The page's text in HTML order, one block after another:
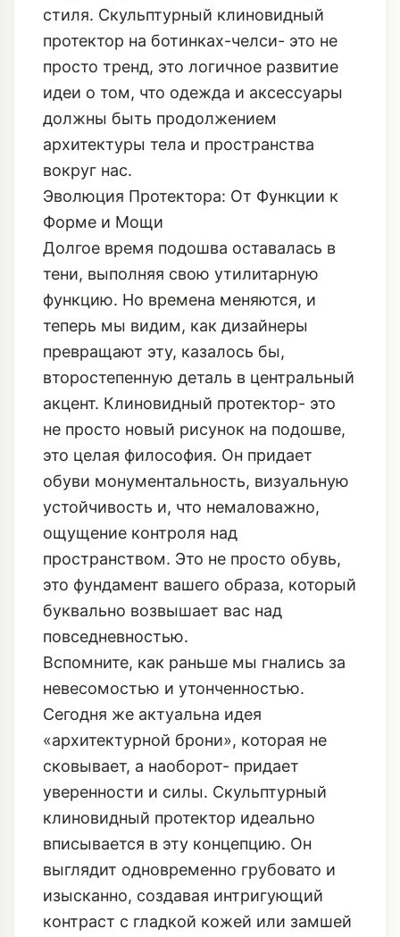
стиля. Скульптурный клиновидный
протектор на ботинках-челси- это не
просто тренд, это логичное развитие
идеи о том, что одежда и аксессуары
должны быть продолжением
архитектуры тела и пространства
вокруг нас.
Эволюция Протектора: От Функции к
Форме и Мощи
Долгое время подошва оставалась в
тени, выполняя свою утилитарную
функцию. Но времена меняются, и
теперь мы видим, как дизайнеры
превращают эту, казалось бы,
второстепенную деталь в центральный
акцент. Клиновидный протектор- это
не просто новый рисунок на подошве,
это целая философия. Он придает
обуви монументальность, визуальную
устойчивость и, что немаловажно,
ощущение контроля над
пространством. Это не просто обувь,
это фундамент вашего образа, который
буквально возвышает вас над
повседневностью.
Вспомните, как раньше мы гнались за
невесомостью и утонченностью.
Сегодня же актуальна идея
«архитектурной брони», которая не
сковывает, а наоборот- придает
уверенности и силы. Скульптурный
клиновидный протектор идеально
вписывается в эту концепцию. Он
выглядит одновременно грубовато и
изысканно, создавая интригующий
контраст с гладкой кожей или замшей